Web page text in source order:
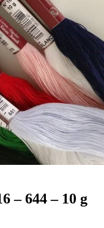
– 644 – 10 g